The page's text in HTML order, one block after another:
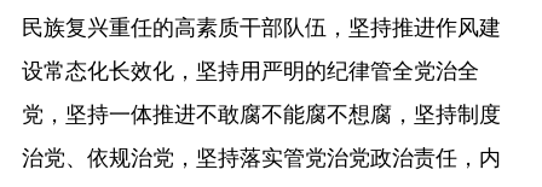
民族复兴重任的高素质干部队伍，坚持推进作风建
设常态化长效化，坚持用严明的纪律管全党治全
党，坚持一体推进不敢腐不能腐不想腐，坚持制度
治党、依规治党，坚持落实管党治党政治责任，内